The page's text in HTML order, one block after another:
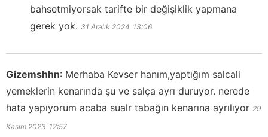
bahsetmiyorsak tarifte bir değişiklik yapmana
gerek yok. 31 Aralık 2024 13:06
Gizemshhn: Merhaba Kevser hanım,yaptığım salcali
yemeklerin kenarında şu ve salça ayrı duruyor. nerede
hata yapıyorum acaba sualr tabağın kenarına ayrılıyor 29
Kasım 2023 12:57